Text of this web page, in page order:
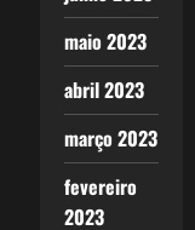
maio 2023
abril 2023
março 2023
fevereiro
2023